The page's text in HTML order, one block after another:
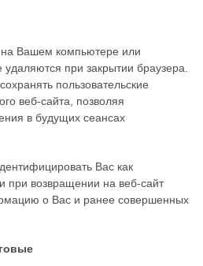
Вашем компьютере или
при закрытии браузера.
пользовательские
веб-сайта, позволяя
в будущих сеансах
Вас как
при возвращении на веб-сайт
о Вас и ранее совершенных